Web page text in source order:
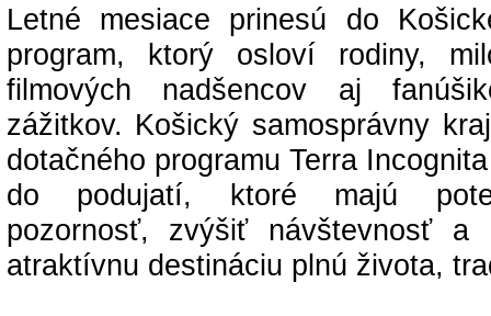
Letné mesiace prinesú do
program, ktorý osloví rodiny,
filmových nadšencov aj
zážitkov. Košický samosprávny
dotačného programu Terra
do podujatí, ktoré majú
pozornosť, zvýšiť návštevnosť
atraktívnu destináciu plnú života,